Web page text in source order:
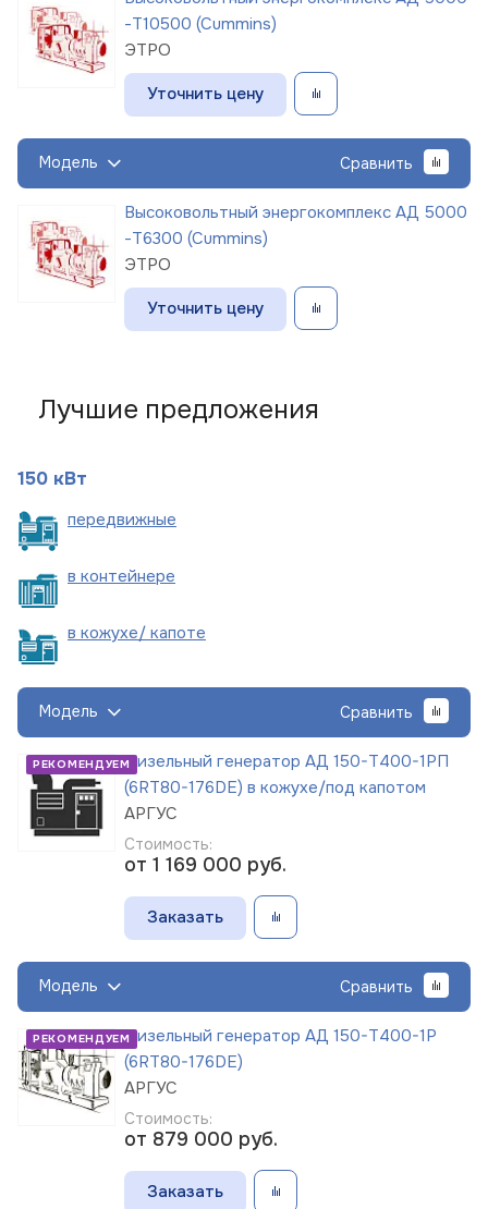
-Т10500 (Cummins)
ЭТРО
Уточнить цену
Модель Сравнить
Высоковольтный энергокомплекс АД 5000
-Т6300 (Cummins)
ЭТРО
Уточнить цену
Лучшие предложения
150 кВт
передвижные
в контейнере
в кожухе/ капоте
Модель Сравнить
РЕКОМЕНДУЕМДизельный генератор АД 150-Т400-1РП
(6RT80-176DE) в кожухе/под капотом
АРГУС
Стоимость:
от 1 169 000 руб.
Заказать
Модель Сравнить
РЕКОМЕНДУЕМДизельный генератор АД 150-Т400-1Р
(6RT80-176DE)
АРГУС
Стоимость:
от 879 000 руб.
Заказать